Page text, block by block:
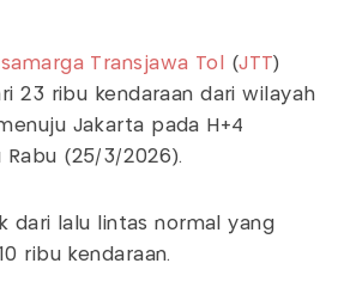
Transjawa Tol (JTT)
23 ribu kendaraan dari wilayah
Jakarta pada H+4
Rabu (25/3/2026).
dari lalu lintas normal yang
ribu kendaraan.